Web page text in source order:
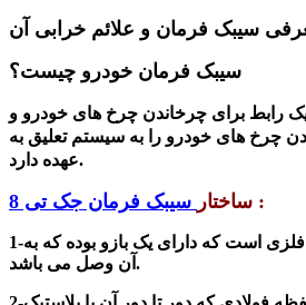
سیبک فرمان و علائم خرابی آن
سیبک فرمان خودرو چیست؟
رابط برای چرخاندن چرخ های خودرو و
چرخ های خودرو را به سیستم تعلیق به
عهده دارد.
ساختار سیبک فرمان جک تی 8 :
1-است که دارای یک بازو بوده که به
آن وصل می باشد.